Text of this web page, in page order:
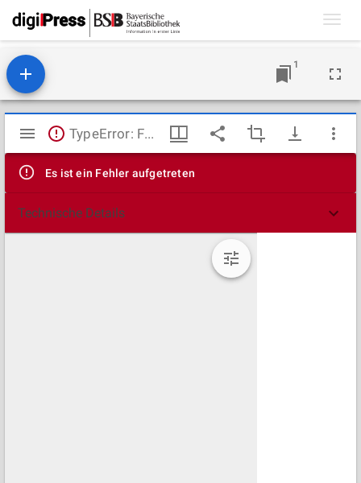
1
Mirador
Viewer
TypeError: Failed to fetch
Es ist ein Fehler aufgetreten
Technische Details